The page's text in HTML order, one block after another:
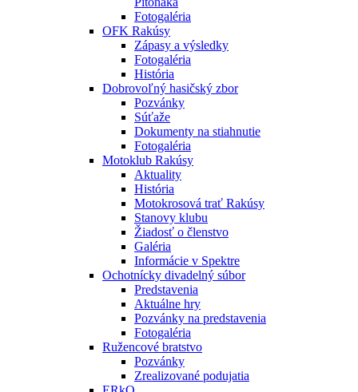
Fotogaléria
OFK Rakúsy
Zápasy a výsledky
Fotogaléria
História
Dobrovoľný hasičský zbor
Pozvánky
Súťaže
Dokumenty na stiahnutie
Fotogaléria
Motoklub Rakúsy
Aktuality
História
Motokrosová trať Rakúsy
Stanovy klubu
Žiadosť o členstvo
Galéria
Informácie v Spektre
Ochotnícky divadelný súbor
Predstavenia
Aktuálne hry
Pozvánky na predstavenia
Fotogaléria
Ružencové bratstvo
Pozvánky
Zrealizované podujatia